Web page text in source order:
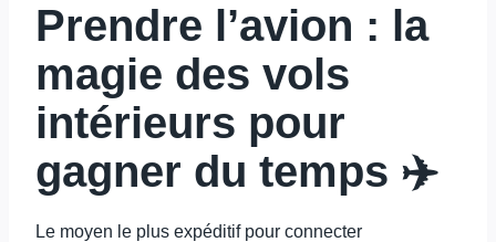
Prendre l’avion : la
magie des vols
intérieurs pour
gagner du temps ✈️
Le moyen le plus expéditif pour connecter